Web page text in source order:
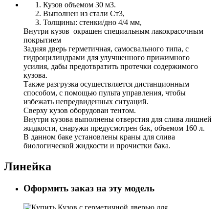
Кузов объемом 30 м3.
Выполнен из стали Ст3,
Толщины: стенки/дно 4/4 мм,
Внутри кузов окрашен специальным лакокрасочным
покрытием
Задняя дверь герметичная, самосвального типа, с
гидроцилиндрами для улучшенного прижимного
усилия, дабы предотвратить протечки содержимого
кузова.
Также разгрузка осуществляется дистанционным
способом, с помощью пульта управления, чтобы
избежать непредвиденных ситуаций.
Сверху кузов оборудован тентом.
Внутри кузова выполнены отверстия для слива лишней
жидкости, снаружи предусмотрен бак, объемом 160 л.
В данном баке установлены краны для слива
биологической жидкости и прочистки бака.
Линейка
Оформить заказ на эту модель